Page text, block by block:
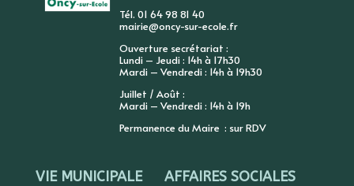
Tél. 01 64 98 81 40
mairie@oncy-sur-ecole.fr
Ouverture secrétariat :
Lundi – Jeudi : 14h à 17h30
Mardi – Vendredi : 14h à 19h30
Juillet / Août :
Mardi – Vendredi : 14h à 19h
Permanence du Maire : sur RDV
VIE MUNICIPALE AFFAIRES SOCIALES